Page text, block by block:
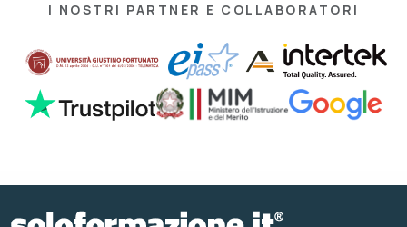
I NOSTRI PARTNER E COLLABORATORI